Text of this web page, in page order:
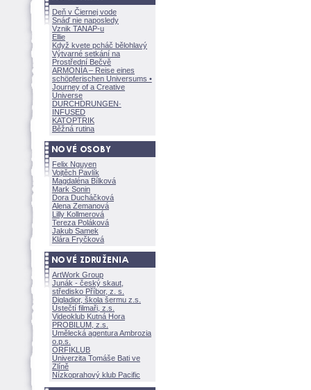
Deň v Čiernej vode
Snáď nie naposledy
Vznik TANAP-u
Ellie
Když kvete pcháč bělohlavý
Výtvarné setkání na
Prostřední Bečvě
ARMONÍA – Reise eines
schöpferischen Universums •
Journey of a Creative
Universe
DURCHDRUNGEN·
INFUSED
KATOPTRIK
Běžná rutina
Felix Nguyen
Vojtěch Pavlík
Magdaléna Bílkov
Mark Sonin
Dora Ducháčkov
Alena Zemanov
Lilly Kollmerov
Tereza Polákov
Jakub Samek
Klára Fryčkov
ArtWork Group
Junák - český skaut,
středisko Příbor, z. s.
Digladior, škola šermu z.s.
Ústečtí filmaři, z.s.
Videoklub Kutná Hora
PROBILUM, z.s.
Umělecká agentura Ambrozia
o.p.s.
ORFIKLUB
Univerzita Tomáše Bati ve
Zlíně
Nízkoprahový klub Pacific